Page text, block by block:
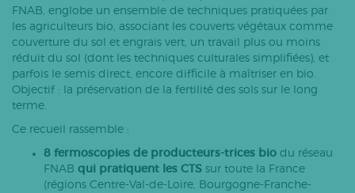
FNAB, englobe un ensemble de techniques pratiquées par
les agriculteurs bio, associant les couverts végétaux comme
couverture du sol et engrais vert, un travail plus ou moins
réduit du sol (dont les techniques culturales simplifiées), et
parfois le semis direct, encore difficile à maîtriser en bio.
Objectif : la préservation de la fertilité des sols sur le long
terme.
Ce recueil rassemble :
8 fermoscopies de producteurs-trices bio du réseau
FNAB qui pratiquent les CTS sur toute la France
(régions Centre-Val-de-Loire, Bourgogne-Franche-